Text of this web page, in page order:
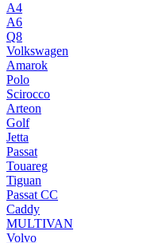
A4
A6
Q8
Volkswagen
Amarok
Polo
Scirocco
Arteon
Golf
Jetta
Passat
Touareg
Tiguan
Passat CC
Caddy
MULTIVAN
Volvo